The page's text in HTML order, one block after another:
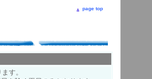
page top
す。